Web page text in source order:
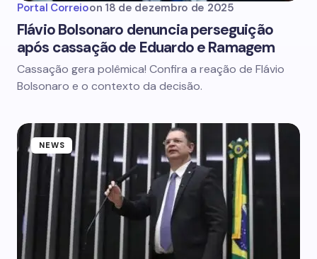
Portal Correioon 18 de dezembro de 2025
Flávio Bolsonaro denuncia perseguição
após cassação de Eduardo e Ramagem
Cassação gera polêmica! Confira a reação de Flávio
Bolsonaro e o contexto da decisão.
NEWS